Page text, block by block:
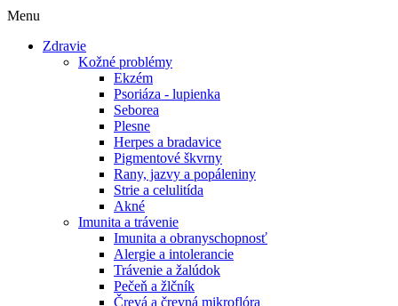
Menu
Zdravie
Kožné problémy
Ekzém
Psoriáza - lupienka
Seborea
Plesne
Herpes a bradavice
Pigmentové škvrny
Rany, jazvy a popáleniny
Strie a celulitída
Akné
Imunita a trávenie
Imunita a obranyschopnosť
Alergie a intolerancie
Trávenie a žalúdok
Pečeň a žlčník
Črevá a črevná mikroflóra